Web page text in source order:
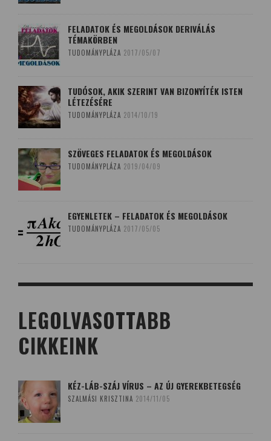
FELADATOK ÉS MEGOLDÁSOK DERIVÁLÁS
TÉMAKÖRBEN
TUDOMÁNYPLÁZA 2017/05/07
TUDÓSOK, AKIK SZERINT VAN BIZONYÍTÉK ISTEN
LÉTEZÉSÉRE
TUDOMÁNYPLÁZA 2014/10/19
SZÖVEGES FELADATOK ÉS MEGOLDÁSOK
TUDOMÁNYPLÁZA 2019/04/09
EGYENLETEK – FELADATOK ÉS MEGOLDÁSOK
TUDOMÁNYPLÁZA 2017/05/05
LEGOLVASOTTABB
CIKKEINK
KÉZ-LÁB-SZÁJ VÍRUS – AZ ÚJ GYEREKBETEGSÉG
SZALMÁSI KRISZTINA 2014/11/05